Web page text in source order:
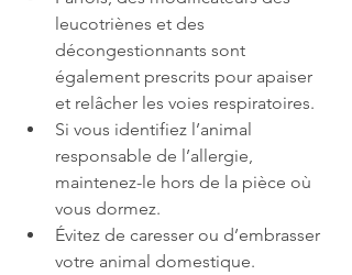
leucotriènes et des
décongestionnants sont
également prescrits pour apaiser
et relâcher les voies respiratoires.
Si vous identifiez l’animal
responsable de l’allergie,
maintenez-le hors de la pièce où
vous dormez.
Évitez de caresser ou d’embrasser
votre animal domestique.